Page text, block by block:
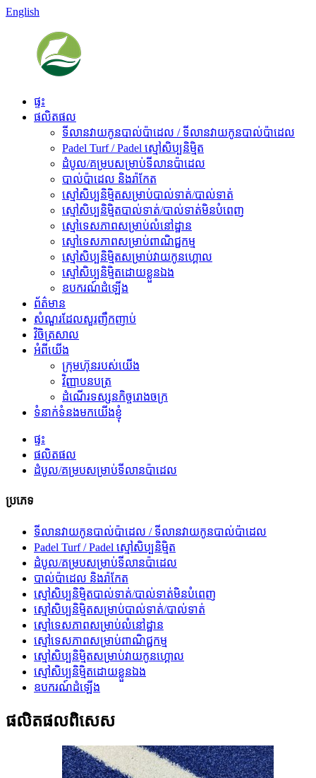
English
ផ្ទះ
ផលិតផល
ទីលានវាយកូនបាល់ប៉ាដេល / ទីលានវាយកូនបាល់ប៉ាដេល
Padel Turf / Padel ស្មៅសិប្បនិម្មិត
ដំបូល/គម្របសម្រាប់ទីលានប៉ាដេល
បាល់ប៉ាដេល និងរ៉ាកែត
ស្មៅសិប្បនិម្មិតសម្រាប់បាល់ទាត់/បាល់ទាត់
ស្មៅសិប្បនិម្មិតបាល់ទាត់/បាល់ទាត់មិនបំពេញ
ស្មៅទេសភាពសម្រាប់លំនៅដ្ឋាន
ស្មៅទេសភាពសម្រាប់ពាណិជ្ជកម្ម
ស្មៅសិប្បនិម្មិតសម្រាប់វាយកូនហ្គោល
ស្មៅសិប្បនិម្មិតដោយខ្លួនឯង
ឧបករណ៍ដំឡើង
ព័ត៌មាន
សំណួរដែលសួរញឹកញាប់
វិចិត្រសាល
អំពីយើង
ក្រុមហ៊ុនរបស់យើង
វិញ្ញាបនបត្រ
ដំណើរទស្សនកិច្ចរោងចក្រ
ទំនាក់ទំនងមកយើងខ្ញុំ
ផ្ទះ
ផលិតផល
ដំបូល/គម្របសម្រាប់ទីលានប៉ាដេល
ប្រភេទ
ទីលានវាយកូនបាល់ប៉ាដេល / ទីលានវាយកូនបាល់ប៉ាដេល
Padel Turf / Padel ស្មៅសិប្បនិម្មិត
ដំបូល/គម្របសម្រាប់ទីលានប៉ាដេល
បាល់ប៉ាដេល និងរ៉ាកែត
ស្មៅសិប្បនិម្មិតបាល់ទាត់/បាល់ទាត់មិនបំពេញ
ស្មៅសិប្បនិម្មិតសម្រាប់បាល់ទាត់/បាល់ទាត់
ស្មៅទេសភាពសម្រាប់លំនៅដ្ឋាន
ស្មៅទេសភាពសម្រាប់ពាណិជ្ជកម្ម
ស្មៅសិប្បនិម្មិតសម្រាប់វាយកូនហ្គោល
ស្មៅសិប្បនិម្មិតដោយខ្លួនឯង
ឧបករណ៍ដំឡើង
ផលិតផល​ពិសេស